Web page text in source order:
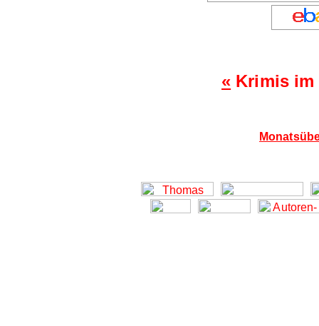
« Krimis